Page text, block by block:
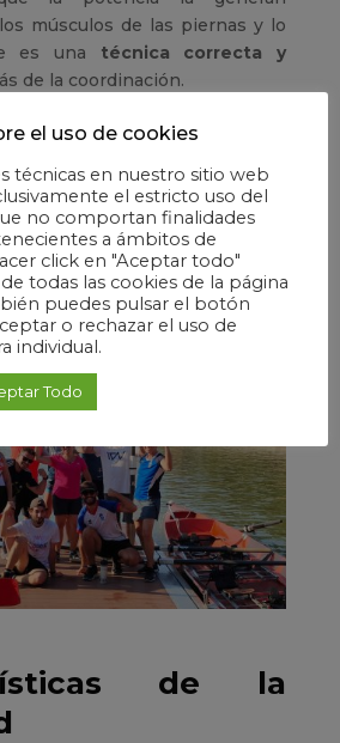
músculos de las piernas y lo
es una técnica correcta y
de la coordinación.
de que su equipo sacará
con un recuerdo duradero
sensación de satisfacción y de
. De hecho, la experiencia
que la formación de equipos
suele tener lugar en una oficina,
de la
el uso de cookies
técnicas en nuestro sitio web
el estricto uso del
no comportan finalidades
a ámbitos de
click en "Aceptar todo"
todas las cookies de la página
puedes pulsar el botón
o rechazar el uso de
individual.
Todo